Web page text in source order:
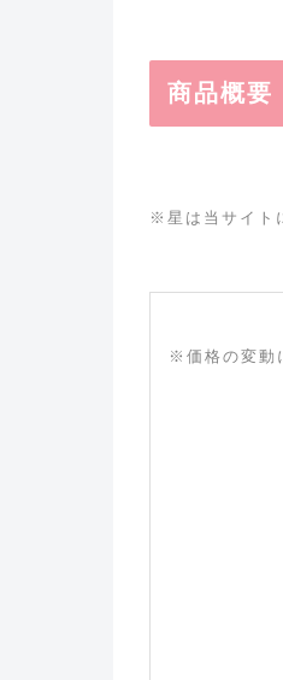
商品概要
※星は当サイト
※価格の変動